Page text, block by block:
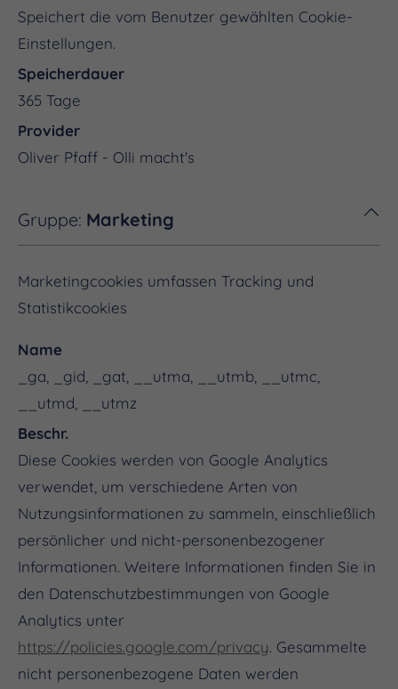
Speichert die vom Benutzer gewählten Cookie-
Einstellungen.
Speicherdauer
365 Tage
Provider
Oliver Pfaff - Olli macht's
Gruppe: Marketing
Marketingcookies umfassen Tracking und
Statistikcookies
Name
_ga, _gid, _gat, __utma, __utmb, __utmc,
__utmd, __utmz
Beschr.
Diese Cookies werden von Google Analytics
verwendet, um verschiedene Arten von
Nutzungsinformationen zu sammeln, einschließlich
persönlicher und nicht-personenbezogener
Informationen. Weitere Informationen finden Sie in
den Datenschutzbestimmungen von Google
Analytics unter
https://policies.google.com/privacy. Gesammelte
nicht personenbezogene Daten werden